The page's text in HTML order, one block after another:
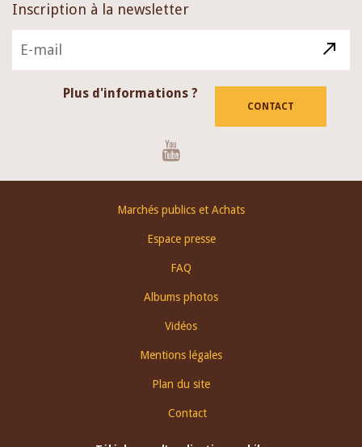
Inscription à la newsletter
Plus d'informations ?
CONTACT
Marchés publics et Achats
Espace presse
FAQ
Albums photos
Vidéos
Mentions légales
Plan du site
Contact